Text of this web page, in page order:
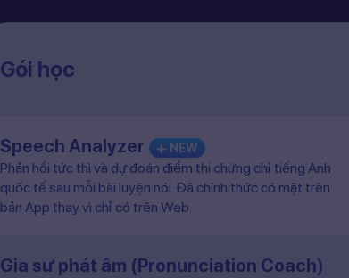
Gói học
Speech Analyzer NEW
Phản hồi tức thì và dự đoán điểm thi chứng chỉ tiếng Anh
quốc tế sau mỗi bài luyện nói. Đã chính thức có mặt trên
bản App thay vì chỉ có trên Web.
Gia sư phát âm (Pronunciation Coach)